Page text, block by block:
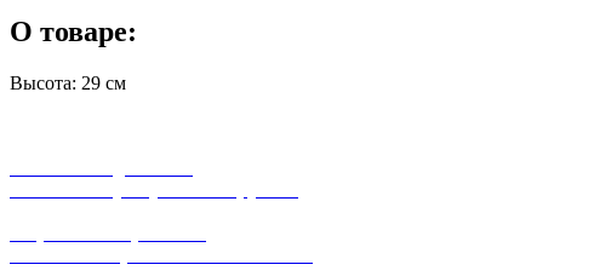
О товаре:
Высота: 29 см